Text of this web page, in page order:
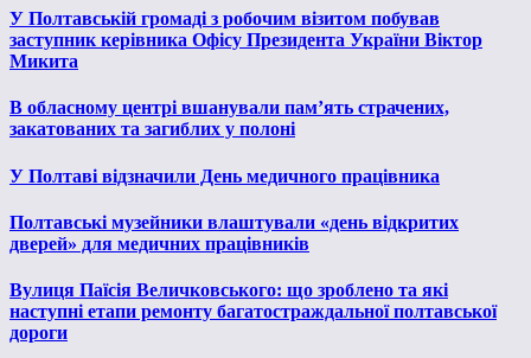
У Полтавській громаді з робочим візитом побував
заступник керівника Офісу Президента України Віктор
Микита
В обласному центрі вшанували пам’ять страчених,
закатованих та загиблих у полоні
У Полтаві відзначили День медичного працівника
Полтавські музейники влаштували «день відкритих
дверей» для медичних працівників
Вулиця Паїсія Величковського: що зроблено та які
наступні етапи ремонту багатостраждальної полтавської
дороги